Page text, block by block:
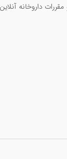
مقررات داروخانه